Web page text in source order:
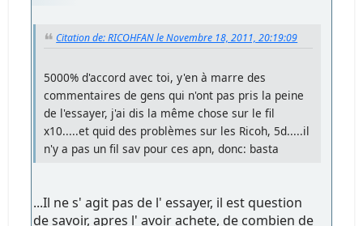
Citation de: RICOHFAN le Novembre 18, 2011, 20:19:09
5000% d'accord avec toi, y'en à marre des
commentaires de gens qui n'ont pas pris la peine
de l'essayer, j'ai dis la même chose sur le fil
x10.....et quid des problèmes sur les Ricoh, 5d.....il
n'y a pas un fil sav pour ces apn, donc: basta
...Il ne s' agit pas de l' essayer, il est question
de savoir, apres l' avoir achete, de combien de